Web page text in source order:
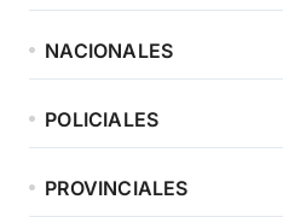
NACIONALES
POLICIALES
PROVINCIALES